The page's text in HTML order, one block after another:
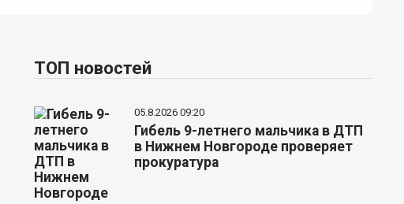
ТОП новостей
05.8.2026 09:20
Гибель 9-летнего мальчика в ДТП
в Нижнем Новгороде проверяет
прокуратура